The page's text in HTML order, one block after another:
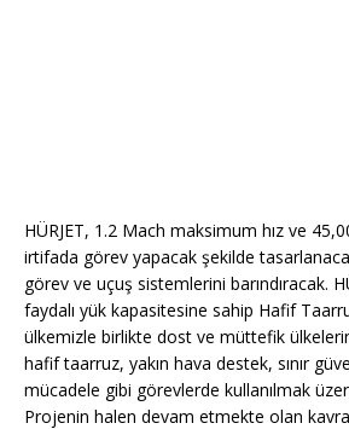
HÜRJET, 1.2 Mach maksimum hız ve
irtifada görev yapacak şekilde
görev ve uçuş sistemlerini barındıracak.
faydalı yük kapasitesine sahip Hafif
ülkemizle birlikte dost ve müttefik
hafif taarruz, yakın hava destek, sınır
mücadele gibi görevlerde kullanılmak
Projenin halen devam etmekte olan